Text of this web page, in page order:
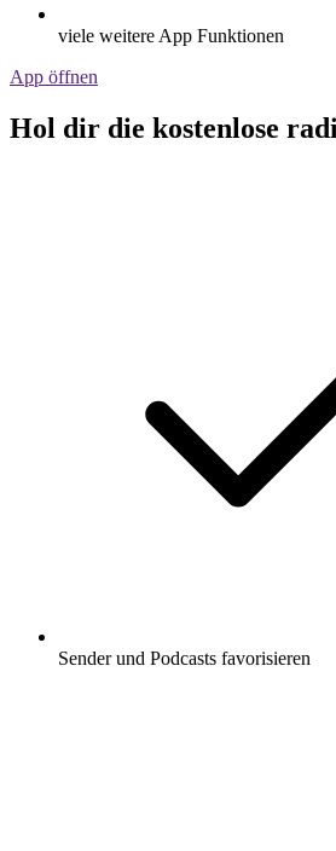
viele weitere App Funktionen
App öffnen
Hol dir die kostenlose
Sender und Podcasts favorisieren